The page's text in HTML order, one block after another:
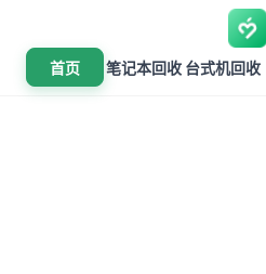
首页 笔记本回收 台式机回收